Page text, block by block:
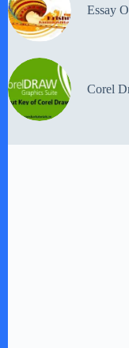
Essay
Corel